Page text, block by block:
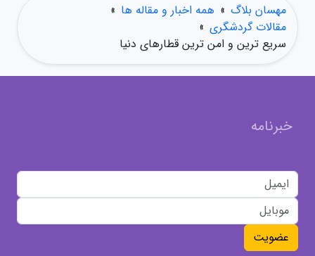
مهسان بلاگ » همه اخبار و مقاله ها »
مقالات گردشگری »
سریع ترین و امن ترین قطارهای دنیا
خبرنامه
عضویت